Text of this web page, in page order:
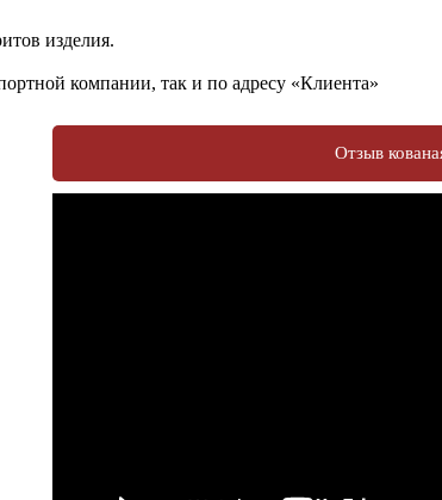
изделия.
компании, так и по адресу «Клиента»
Отзыв